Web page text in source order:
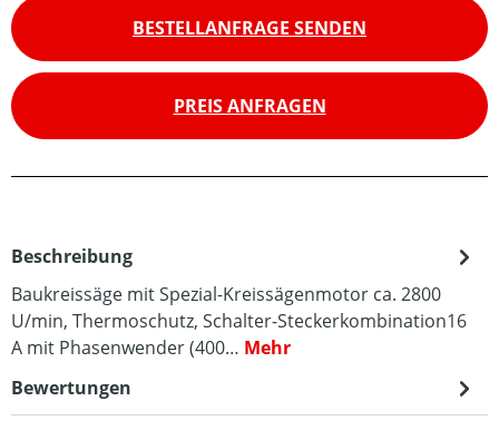
BESTELLANFRAGE SENDEN
PREIS ANFRAGEN
Beschreibung
Baukreissäge mit Spezial-Kreissägenmotor ca. 2800
U/min, Thermoschutz, Schalter-Steckerkombination16
A mit Phasenwender (400… Mehr
Bewertungen